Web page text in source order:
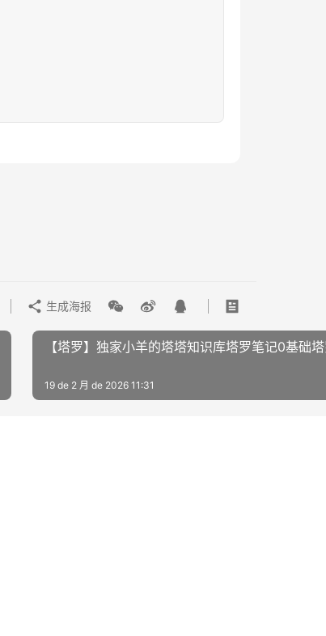
生成海报
【塔罗】独家小羊的塔塔知识库塔罗笔记0基础
19 de 2 月 de 2026 11:31